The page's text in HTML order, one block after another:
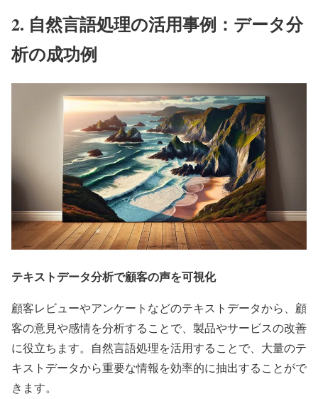
2. 自然言語処理の活用事例：データ分
析の成功例
テキストデータ分析で顧客の声を可視化
顧客レビューやアンケートなどのテキストデータから、顧
客の意見や感情を分析することで、製品やサービスの改善
に役立ちます。自然言語処理を活用することで、大量のテ
キストデータから重要な情報を効率的に抽出することがで
きます。